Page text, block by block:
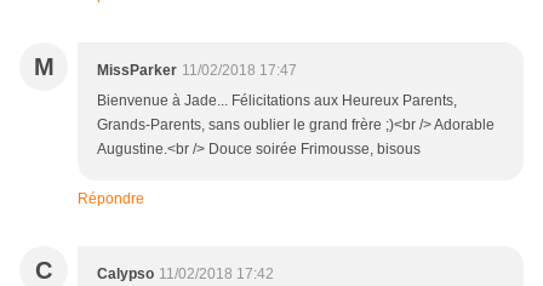
M MissParker 11/02/2018 17:47
Bienvenue à Jade... Félicitations aux Heureux Parents,
Grands-Parents, sans oublier le grand frère ;)<br /> Adorable
Augustine.<br /> Douce soirée Frimousse, bisous
Répondre
C Calypso 11/02/2018 17:42